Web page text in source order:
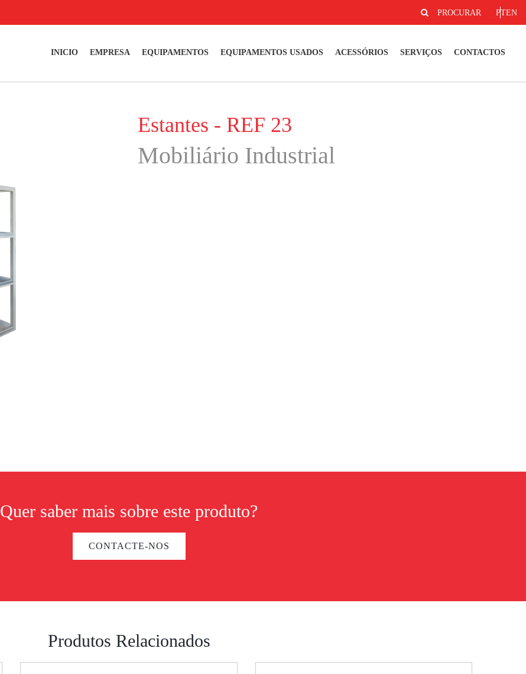
EN
PT
PROCURAR
INICIO EMPRESA EQUIPAMENTOS EQUIPAMENTOS USADOS ACESSÓRIOS SERVIÇOS CONTACTOS
Estantes - REF 23
Mobiliário Industrial
Quer saber mais sobre este produto?
CONTACTE-NOS
Produtos Relacionados